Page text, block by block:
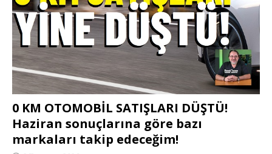
0 KM OTOMOBİL SATIŞLARI DÜŞTÜ!
Haziran sonuçlarına göre bazı
markaları takip edeceğim!